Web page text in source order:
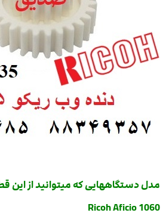
مدل دستگاههایی که میتوانید از این
Ricoh Aficio 1060